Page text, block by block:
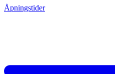
Åpningstider